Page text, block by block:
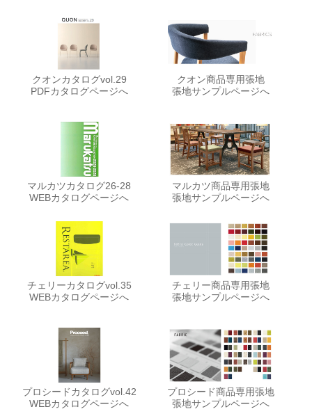
クオンカタログvol.29
PDFカタログページへ
クオン商品専用張地
張地サンプルページへ
マルカツカタログ26-28
WEBカタログページへ
マルカツ商品専用張地
張地サンプルページへ
チェリーカタログvol.35
WEBカタログページへ
チェリー商品専用張地
張地サンプルページへ
プロシードカタログvol.42
WEBカタログページへ
プロシード商品専用張地
張地サンプルページへ